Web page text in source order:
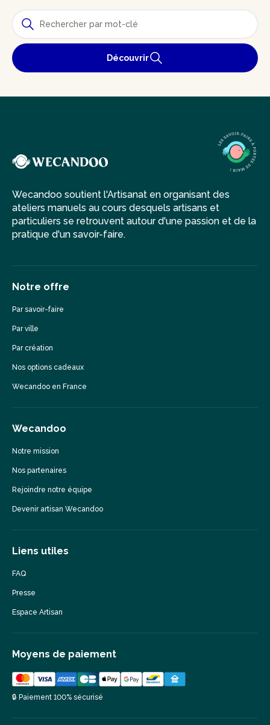
Découvrir
Wecandoo soutient l'Artisanat en organisant des
ateliers manuels au cours desquels artisans et
particuliers se retrouvent autour d'une passion et de la
pratique d'un savoir-faire.
Notre offre
Par savoir-faire
Par ville
Par création
Nos options cadeaux
Wecandoo en France
Wecandoo
Notre mission
Nos partenaires
Rejoindre notre équipe
Devenir artisan Wecandoo
Liens utiles
FAQ
Presse
Espace Artisan
Moyens de paiement
🔒 Paiement 100% sécurisé